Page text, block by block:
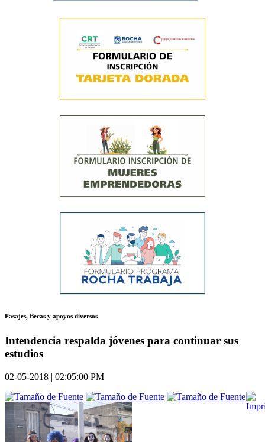
Pasajes, Becas y apoyos diversos
Intendencia respalda jóvenes para continuar sus
estudios
02-05-2018 | 02:05:00 PM